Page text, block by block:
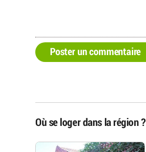
Poster un commentaire
Où se loger dans la région ?